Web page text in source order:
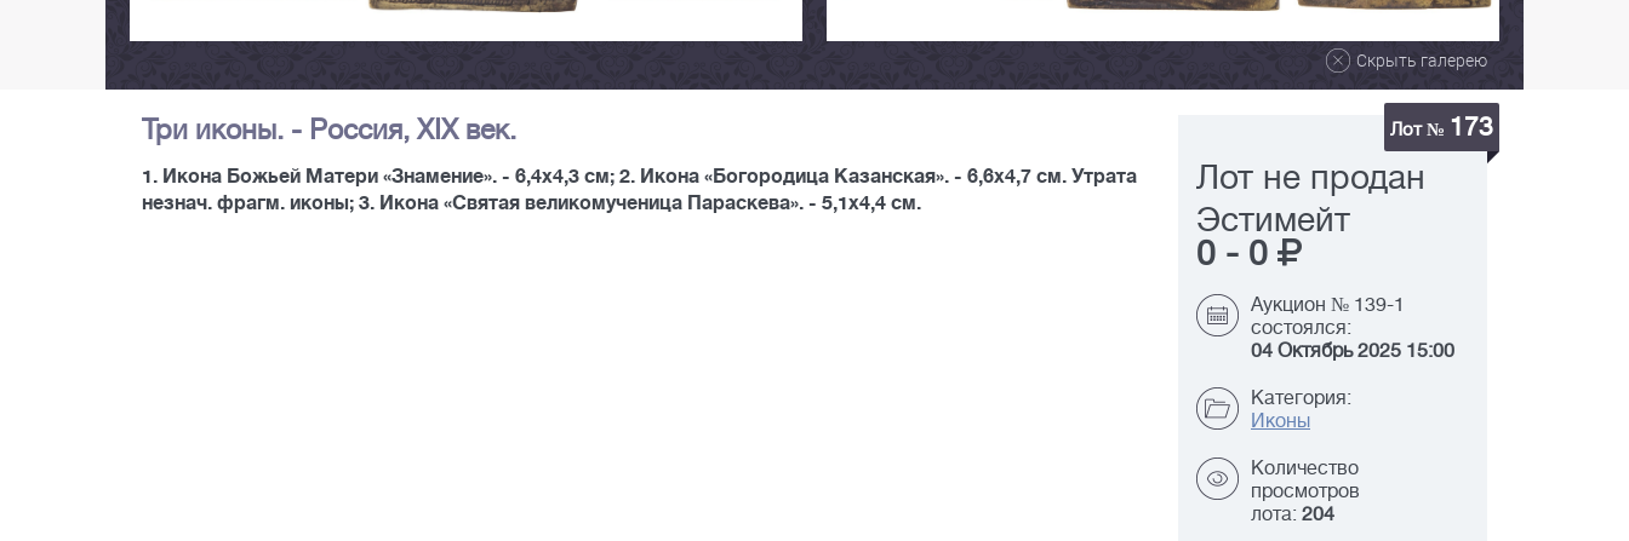
Скрыть галерею
Три иконы. - Россия, XIX век.
1. Икона Божьей Матери «Знамение». - 6,4х4,3 см; 2. Икона «Богородица Казанская». - 6,6х4,7 см. Утрата
незнач. фрагм. иконы; 3. Икона «Святая великомученица Параскева». - 5,1х4,4 см.
Лот № 173
Лот не продан
Эстимейт
0 - 0
Аукцион № 139-1
состоялся:
04 Октябрь 2025 15:00
Категория:
Иконы
Количество
просмотров
лота: 204